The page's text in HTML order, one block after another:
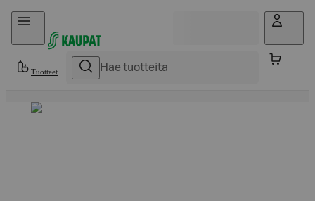
Hyppää sisältöön
Tuotteet